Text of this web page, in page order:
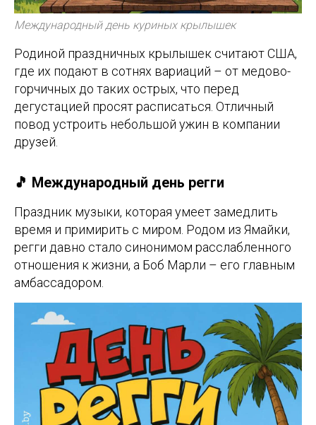
Международный день куриных крылышек
Родиной праздничных крылышек считают США,
где их подают в сотнях вариаций – от медово-
горчичных до таких острых, что перед
дегустацией просят расписаться. Отличный
повод устроить небольшой ужин в компании
друзей.
🎵 Международный день регги
Праздник музыки, которая умеет замедлить
время и примирить с миром. Родом из Ямайки,
регги давно стало синонимом расслабленного
отношения к жизни, а Боб Марли – его главным
амбассадором.